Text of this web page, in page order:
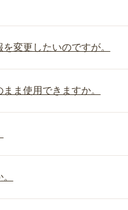
変更したいのですが。
ま使用できますか。